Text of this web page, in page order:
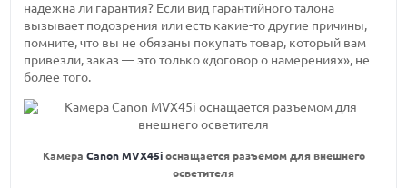
надежна ли гарантия? Если вид гарантийного талона
вызывает подозрения или есть какие-то другие причины,
помните, что вы не обязаны покупать товар, который вам
привезли, заказ — это только «договор о намерениях», не
более того.
Камера Canon MVX45iоснащается разъемом для внешнего
осветителя